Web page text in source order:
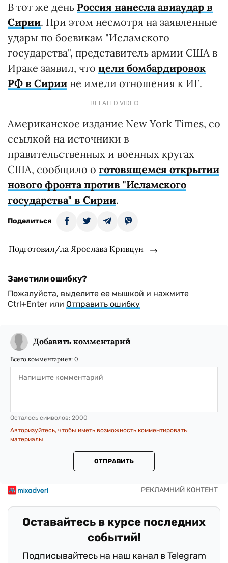
В тот же день Россия нанесла авиаудар в
Сирии. При этом несмотря на заявленные
удары по боевикам "Исламского
государства", представитель армии США в
Ираке заявил, что цели бомбардировок
РФ в Сирии не имели отношения к ИГ.
RELATED VIDEO
Американское издание New York Times, со
ссылкой на источники в
правительственных и военных кругах
США, сообщило о готовящемся открытии
нового фронта против "Исламского
государства" в Сирии.
Поделиться
Подготовил/ла Ярослава Кривцун
Заметили ошибку?
Пожалуйста, выделите ее мышкой и нажмите
Ctrl+Enter или Отправить ошибку
Добавить комментарий
Всего комментариев: 0
Осталось символов: 2000
Авторизуйтесь, чтобы иметь возможность комментировать
материалы
ОТПРАВИТЬ
Оставайтесь в курсе последних
событий!
Подписывайтесь на наш канал в Telegram